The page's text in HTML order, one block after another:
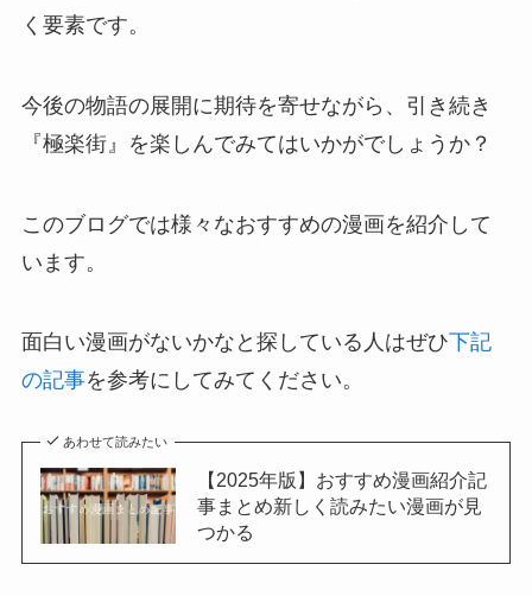
く要素です。
今後の物語の展開に期待を寄せながら、引き続き
『極楽街』を楽しんでみてはいかがでしょうか？
このブログでは様々なおすすめの漫画を紹介して
います。
面白い漫画がないかなと探している人はぜひ下記
の記事を参考にしてみてください。
あわせて読みたい
【2025年版】おすすめ漫画紹介記
事まとめ新しく読みたい漫画が見
つかる